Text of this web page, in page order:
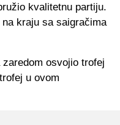
kvalitetnu partiju.
kraju sa saigračima
osvojio trofej
u ovom